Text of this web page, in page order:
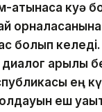
куә
болып
диалог арқылы
ең
еш